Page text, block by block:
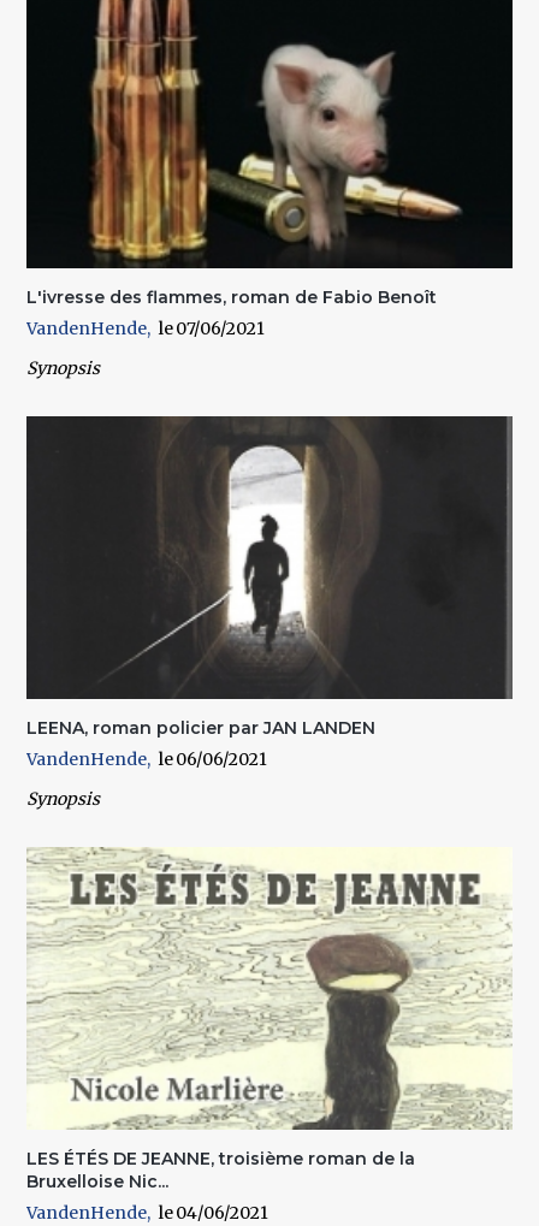
L'ivresse des flammes, roman de Fabio Benoît
VandenHende
07/06/2021
Synopsis
LEENA, roman policier par JAN LANDEN
VandenHende
06/06/2021
Synopsis
LES ÉTÉS DE JEANNE, troisième roman de la
Bruxelloise Nic...
VandenHende
04/06/2021